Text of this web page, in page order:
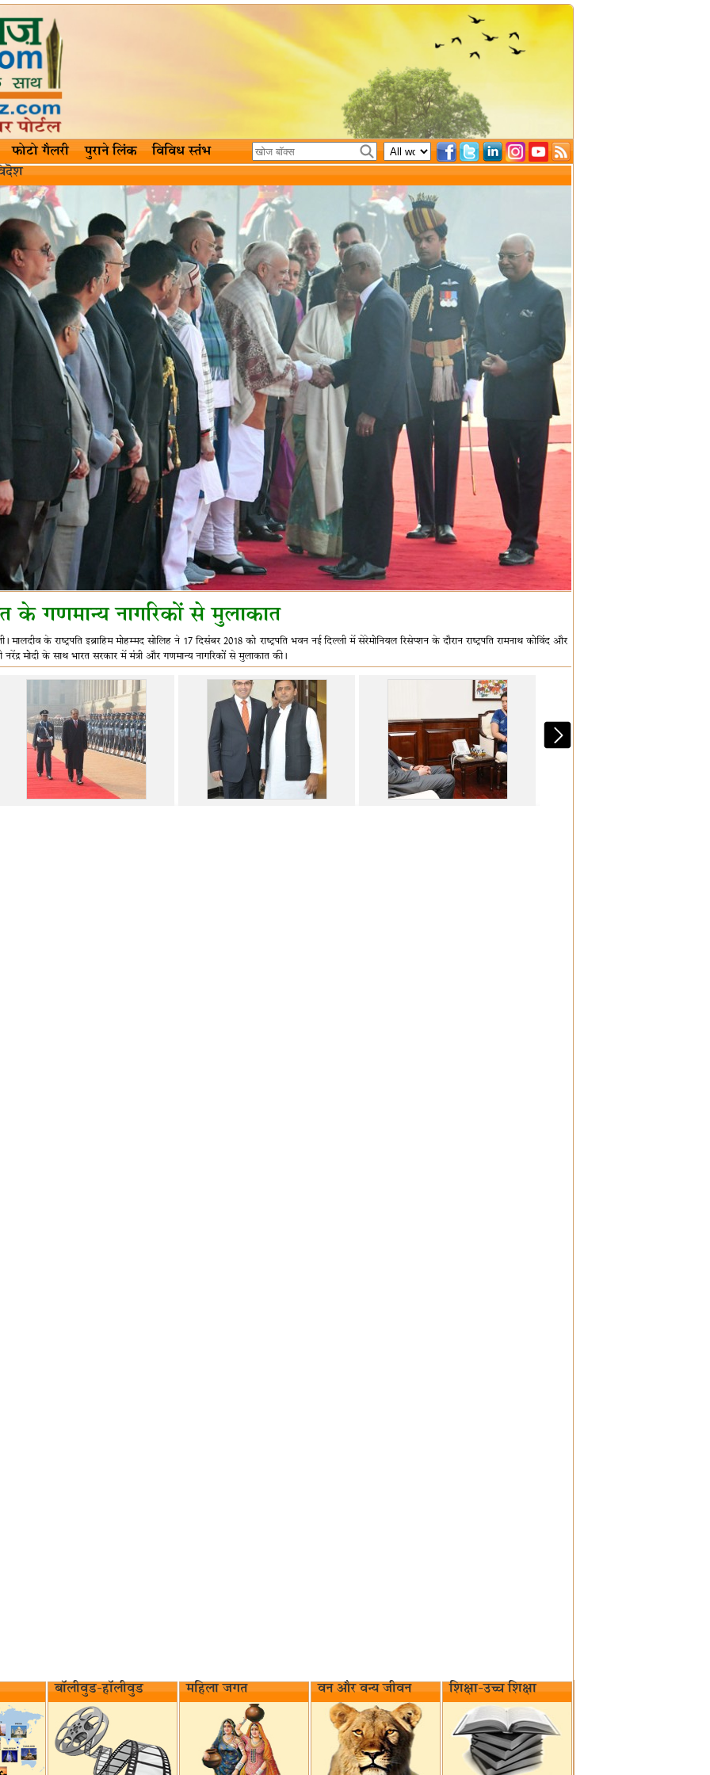
फोटो गैलरी पुराने लिंक विविध स्तंभ
के गणमान्य नागरिकों से मुलाकात
मालदीव के राष्ट्रपति इब्राहिम मोहम्मद सोलिह ने 17 दिसंबर 2018 को राष्ट्रपति भवन नई दिल्ली में सेरेमोनियल रिसेप्शन के दौरान राष्ट्रपति रामनाथ कोविंद और
नरेंद्र मोदी के साथ भारत सरकार में मंत्री और गणमान्य नागरिकों से मुलाकात की।
बॉलीवुड-हॉलीवुड महिला जगत वन और वन्य जीवन‌ शिक्षा-उच्च शिक्षा